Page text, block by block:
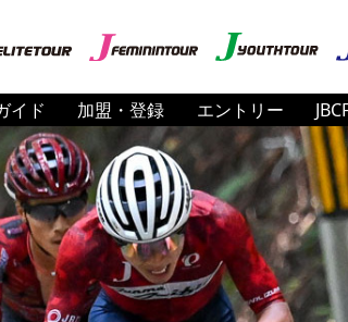
イド 加盟・登録 エントリー